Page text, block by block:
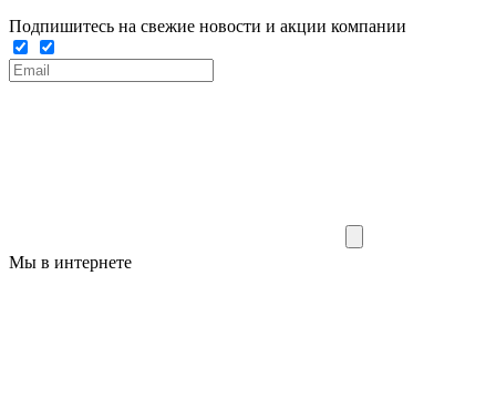
Подпишитесь на свежие новости и акции компании
Мы в интернете